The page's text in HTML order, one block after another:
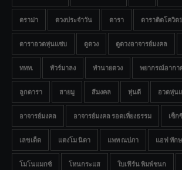
ดราม่า ดวงประจำวัน ดารา ดาราติดโควิด
ดาราอวดหุ่นแซ่บ ดูดวง ดูดวงอาจารย์มงคล
ททท. ทัวร์มาลง ทำนายดวง พยากรณ์อากา
ลูกดารา สายมู สีมงคล หุ่นดี อวดหุ่น
อาจารย์มงคล อาจารย์มงคล รอดเที่ยงธรรม เซ็ก
เลขเด็ด แตงโม นิดา แพท ณปภา แอฟ ทัก
โมโนแมกซ์ โหนกระแส ใบเฟิร์น พิมพ์ชนก